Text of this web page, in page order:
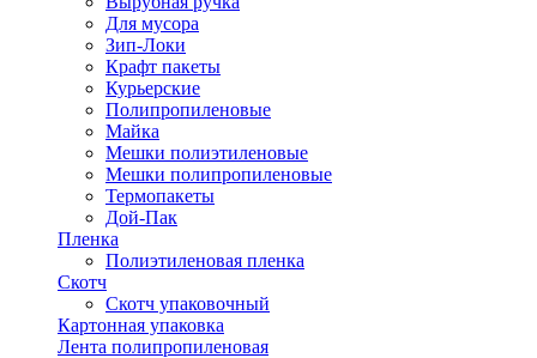
Для мусора
Зип-Локи
Крафт пакеты
Курьерские
Полипропиленовые
Майка
Мешки полиэтиленовые
Мешки полипропиленовые
Термопакеты
Дой-Пак
Пленка
Полиэтиленовая пленка
Скотч
Скотч упаковочный
Картонная упаковка
Лента полипропиленовая